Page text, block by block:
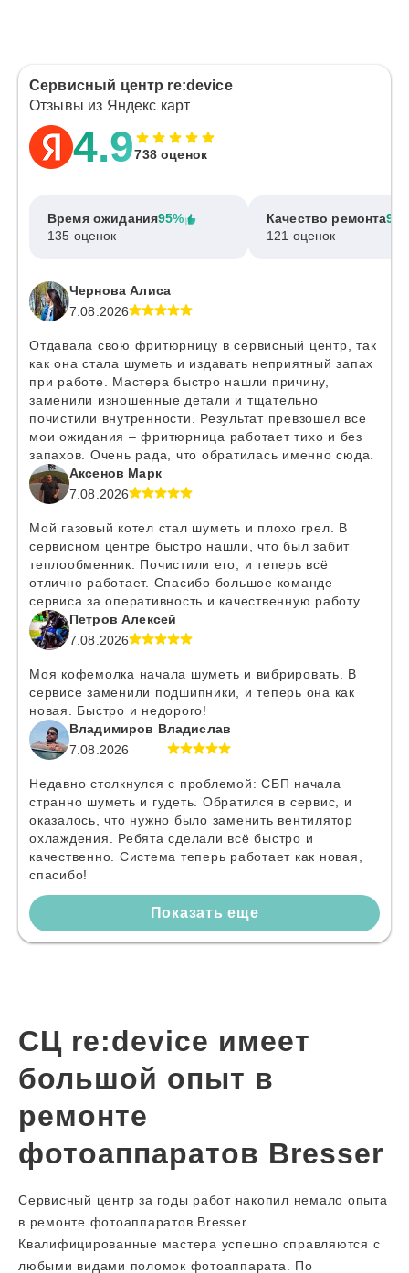
Сервисный центр re:device
Отзывы из Яндекс карт
4.9738 оценок
Время ожидания95%
135 оценок
Качество ремонта
121 оценок
Чернова Алиса
7.08.2026
Отдавала свою фритюрницу в сервисный центр, так
как она стала шуметь и издавать неприятный запах
при работе. Мастера быстро нашли причину,
заменили изношенные детали и тщательно
почистили внутренности. Результат превзошел все
мои ожидания – фритюрница работает тихо и без
запахов. Очень рада, что обратилась именно сюда.
Аксенов Марк
7.08.2026
Мой газовый котел стал шуметь и плохо грел. В
сервисном центре быстро нашли, что был забит
теплообменник. Почистили его, и теперь всё
отлично работает. Спасибо большое команде
сервиса за оперативность и качественную работу.
Петров Алексей
7.08.2026
Моя кофемолка начала шуметь и вибрировать. В
сервисе заменили подшипники, и теперь она как
новая. Быстро и недорого!
Владимиров Владислав
7.08.2026
Недавно столкнулся с проблемой: СБП начала
странно шуметь и гудеть. Обратился в сервис, и
оказалось, что нужно было заменить вентилятор
охлаждения. Ребята сделали всё быстро и
качественно. Система теперь работает как новая,
спасибо!
Показать еще
СЦ re:device имеет
большой опыт в
ремонте
фотоаппаратов Bresser
Сервисный центр за годы работ накопил немало опыта
в ремонте фотоаппаратов Bresser.
Квалифицированные мастера успешно справляются с
любыми видами поломок фотоаппарата. По